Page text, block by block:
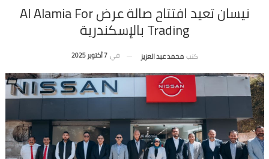
نيسان تعيد افتتاح صالة عرض Al Alamia For
Trading بالإسكندرية
كتب محمد عبد العزيز في 7 أكتوبر 2025